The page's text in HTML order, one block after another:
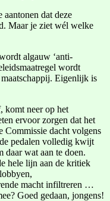
dat deze
Maar je ziet wél welke
algauw ‘anti-
wordt
Eigenlijk is
komt neer op het
ervoor zorgen dat het
Commissie dacht volgens
pedalen volledig kwijt
daar wat aan te doen.
hele lijn aan de kritiek
macht infiltreren …
Goed gedaan, jongens!